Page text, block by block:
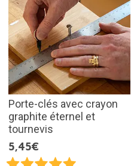
Porte-clés avec crayon
graphite éternel et
tournevis
5,45€